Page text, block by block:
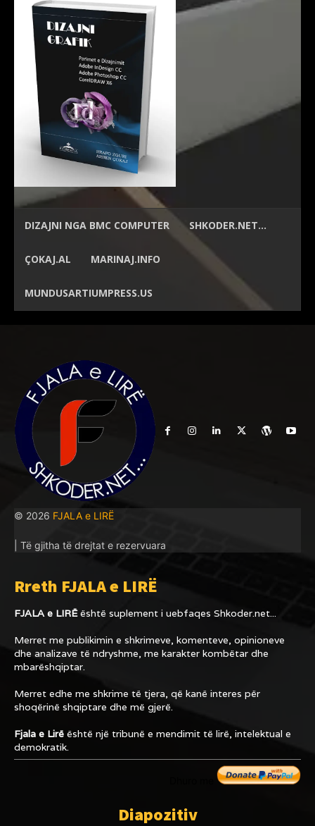
DIZAJNI NGA BMC COMPUTER SHKODER.NET…
ÇOKAJ.AL MARINAJ.INFO
MUNDUSARTIUMPRESS.US
© 2026 FJALA e LIRË
| Të gjitha të drejtat e rezervuara
Rreth FJALA e LIRË
FJALA e LIRËështë suplement i uebfaqes Shkoder.net...
Merret me publikimin e shkrimeve, komenteve, opinioneve
dhe analizave të ndryshme, me karakter kombëtar dhe
mbarëshqiptar.
Merret edhe me shkrime të tjera, që kanë interes për
shoqërinë shqiptare dhe më gjerë.
Fjala e Lirë është një tribunë e mendimit të lirë, intelektual e
demokratik.
Diapozitiv